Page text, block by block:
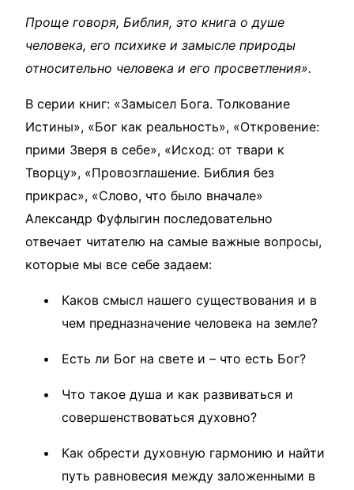
Проще говоря, Библия, это книга о душе
человека, его психике и замысле природы
относительно человека и его просветления».
В серии книг: «Замысел Бога. Толкование
Истины», «Бог как реальность», «Откровение:
прими Зверя в себе», «Исход: от твари к
Творцу», «Провозглашение. Библия без
прикрас», «Слово, что было вначале»
Александр Фуфлыгин последовательно
отвечает читателю на самые важные вопросы,
которые мы все себе задаем:
Каков смысл нашего существования и в
чем предназначение человека на земле?
Есть ли Бог на свете и – что есть Бог?
Что такое душа и как развиваться и
совершенствоваться духовно?
Как обрести духовную гармонию и найти
путь равновесия между заложенными в